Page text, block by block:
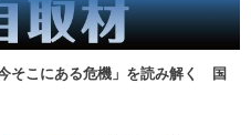
そこにある危機」を読み解く 国